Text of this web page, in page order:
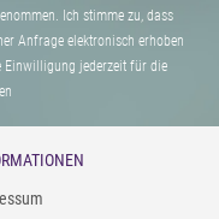
Ich stimme zu, dass
Anfrage elektronisch erhoben
Einwilligung jederzeit für die